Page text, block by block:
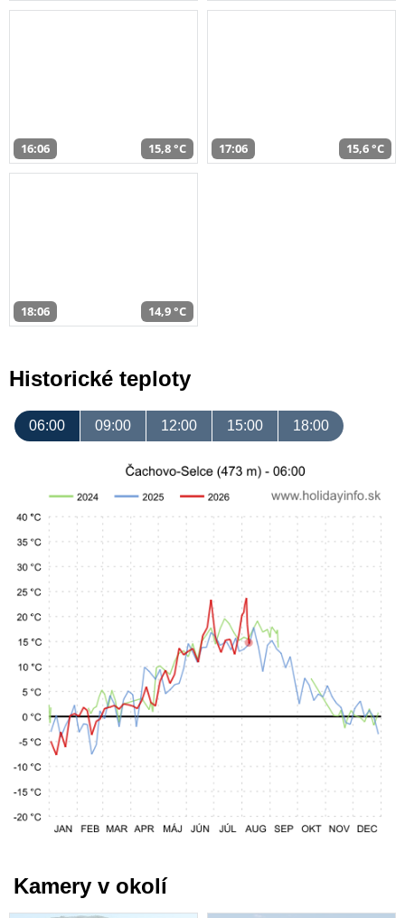
16:06 15,8 °C 17:06 15,6 °C
18:06 14,9 °C
Historické teploty
06:00 09:00 12:00 15:00 18:00
Kamery v okolí